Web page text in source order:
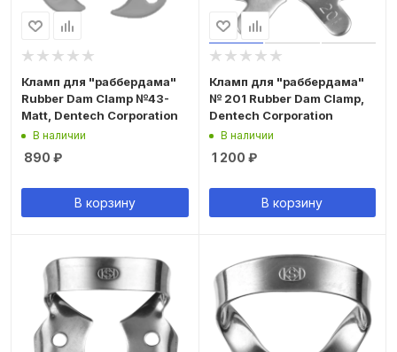
Кламп для "раббердама"
Rubber Dam Clamp №43-
Matt, Dentech Corporation
В наличии
890 ₽
В корзину
Кламп для "раббердама"
№ 201 Rubber Dam Clamp,
Dentech Corporation
В наличии
1 200 ₽
В корзину